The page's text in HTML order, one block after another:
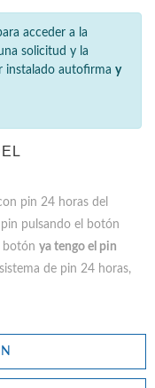
acceder a la
solicitud y la
instalado autofirma y
pin 24 horas del
pulsando el botón
botón ya tengo el pin
de pin 24 horas,